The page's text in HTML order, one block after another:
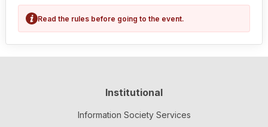
Read the rules before going to the event.
Institutional
Information Society Services